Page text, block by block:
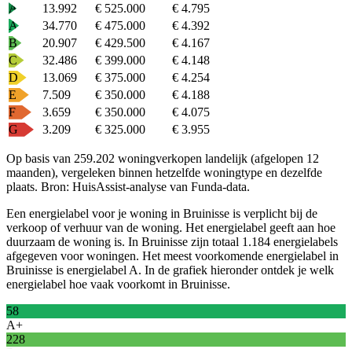
A+
13.992 € 525.000
€ 4.795
A
34.770 € 475.000
€ 4.392
B
20.907 € 429.500
€ 4.167
C
32.486 € 399.000
€ 4.148
D
13.069 € 375.000
€ 4.254
E
7.509 € 350.000
€ 4.188
F
3.659 € 350.000
€ 4.075
G
3.209 € 325.000 € 3.955
Op basis van 259.202 woningverkopen landelijk (afgelopen 12
maanden), vergeleken binnen hetzelfde woningtype en dezelfde
plaats. Bron: HuisAssist-analyse van Funda-data.
Een energielabel voor je woning in Bruinisse is verplicht bij de
verkoop of verhuur van de woning. Het energielabel geeft aan hoe
duurzaam de woning is. In Bruinisse zijn totaal 1.184 energielabels
afgegeven voor woningen. Het meest voorkomende energielabel in
Bruinisse is energielabel A. In de grafiek hieronder ontdek je welk
energielabel hoe vaak voorkomt in Bruinisse.
58
A+
228